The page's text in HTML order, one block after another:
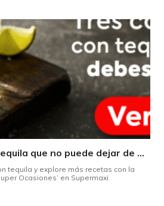
Tres cócteles con tequila que no puede dejar de probar gracias a nuestra IA.
tequila y explore más recetas con la
Ocasiones’ en Supermaxi